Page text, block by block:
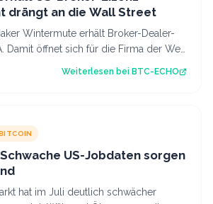
drängt an die Wall Street
Wintermute erhält Broker-Dealer-
Damit öffnet sich für die Firma der Weg
Weiterlesen bei BTC-ECHO
US-Jobdaten sorgen
hat im Juli deutlich schwächer